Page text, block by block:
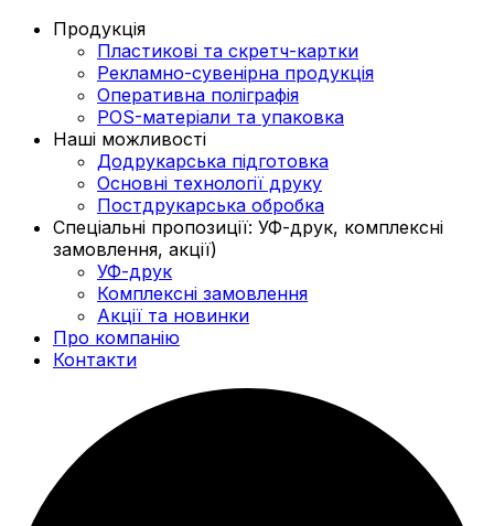
Продукція
Пластикові та скретч-картки
Рекламно-сувенірна продукція
Оперативна поліграфія
POS-матеріали та упаковка
Наші можливості
Додрукарська підготовка
Основні технології друку
Постдрукарська обробка
Спеціальні пропозиції: УФ-друк, комплексні
замовлення, акції)
УФ-друк
Комплексні замовлення
Акції та новинки
Про компанію
Контакти